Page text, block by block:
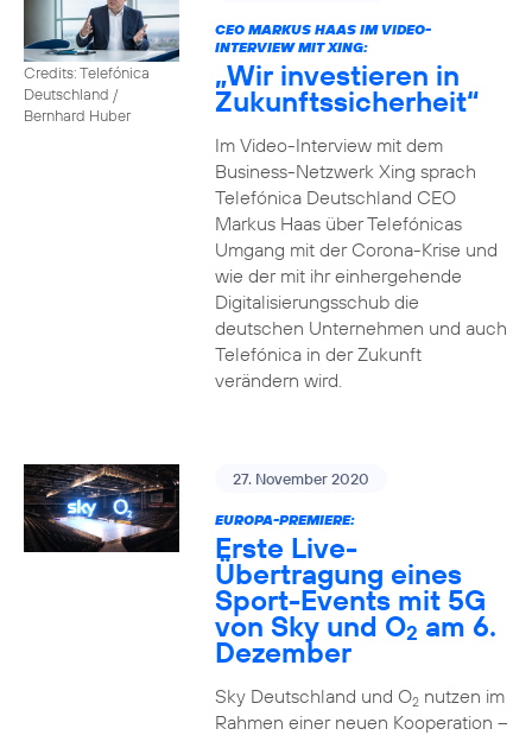
Credits: Telefónica
Deutschland /
Bernhard Huber
CEO MARKUS HAAS IM VIDEO-
INTERVIEW MIT XING:
„Wir investieren in
Zukunftssicherheit“
Im Video-Interview mit dem
Business-Netzwerk Xing sprach
Telefónica Deutschland CEO
Markus Haas über Telefónicas
Umgang mit der Corona-Krise und
wie der mit ihr einhergehende
Digitalisierungsschub die
deutschen Unternehmen und auch
Telefónica in der Zukunft
verändern wird.
27. November 2020
EUROPA-PREMIERE:
Erste Live-
Übertragung eines
Sport-Events mit 5G
von Sky und O2 am 6.
Dezember
Sky Deutschland und O2nutzen im
Rahmen einer neuen Kooperation –